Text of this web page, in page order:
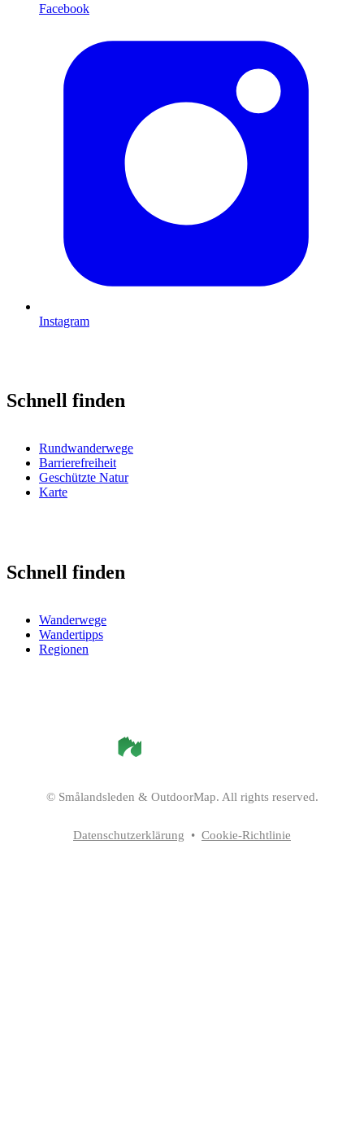
Facebook
Instagram
Schnell finden
Rundwanderwege
Barrierefreiheit
Geschützte Natur
Karte
Schnell finden
Wanderwege
Wandertipps
Regionen
© Smålandsleden & OutdoorMap. All rights reserved.
Datenschutzerklärung • Cookie-Richtlinie